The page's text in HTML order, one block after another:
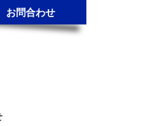
お問合わせ